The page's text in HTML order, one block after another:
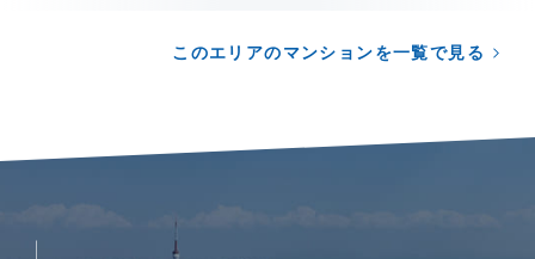
このエリアのマンションを一覧で見る